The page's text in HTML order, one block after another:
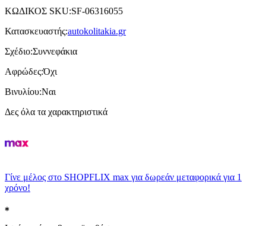
ΚΩΔΙΚΟΣ SKU:SF-06316055
Κατασκευαστής:autokolitakia.gr
Σχέδιο:Συννεφάκια
Αφρώδες:Όχι
Βινυλίου:Ναι
Δες όλα τα χαρακτηριστικά
Γίνε μέλος στο SHOPFLIX max για δωρεάν μεταφορικά για 1
χρόνο!